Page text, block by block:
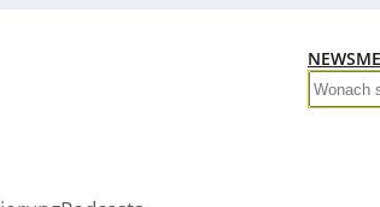
NEWS
Search